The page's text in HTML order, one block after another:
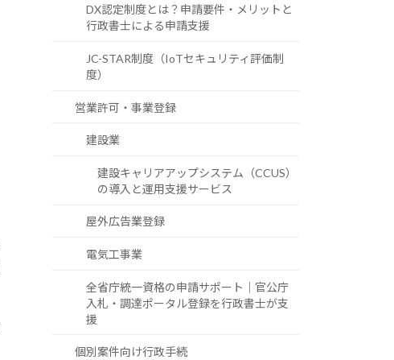
DX認定制度とは？申請要件・メリットと
行政書士による申請支援
JC-STAR制度（IoTセキュリティ評価制
度）
営業許可・事業登録
建設業
建設キャリアアップシステム（CCUS）
の導入と運用支援サービス
屋外広告業登録
電気工事業
全省庁統一資格の申請サポート｜官公庁
入札・調達ポータル登録を行政書士が支
援
個別案件向け行政手続